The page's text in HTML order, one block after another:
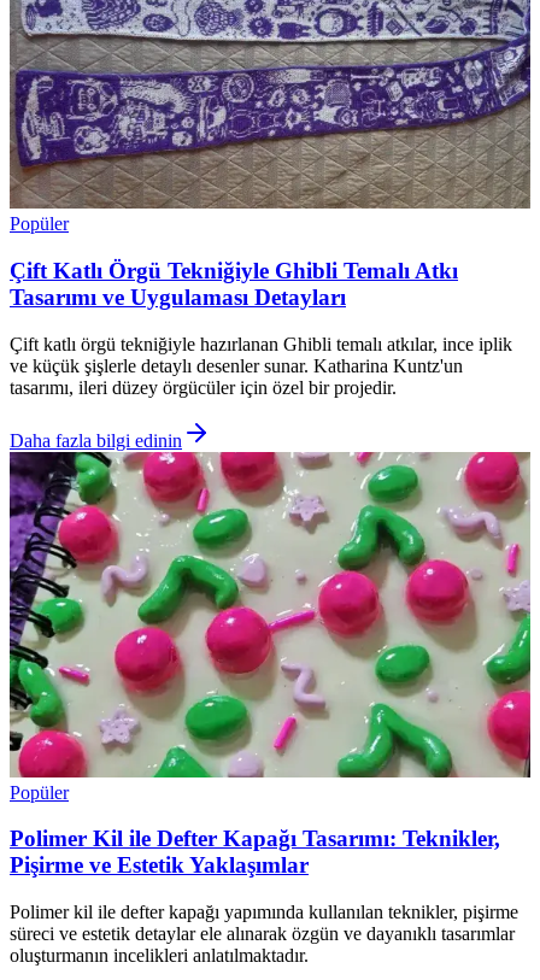
Popüler
Çift Katlı Örgü Tekniğiyle Ghibli Temalı Atkı
Tasarımı ve Uygulaması Detayları
Çift katlı örgü tekniğiyle hazırlanan Ghibli temalı atkılar, ince iplik
ve küçük şişlerle detaylı desenler sunar. Katharina Kuntz'un
tasarımı, ileri düzey örgücüler için özel bir projedir.
Daha fazla bilgi edinin
Popüler
Polimer Kil ile Defter Kapağı Tasarımı: Teknikler,
Pişirme ve Estetik Yaklaşımlar
Polimer kil ile defter kapağı yapımında kullanılan teknikler, pişirme
süreci ve estetik detaylar ele alınarak özgün ve dayanıklı tasarımlar
oluşturmanın incelikleri anlatılmaktadır.